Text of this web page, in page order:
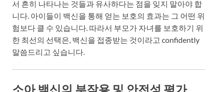
서 흔히 나타나는 것들과 유사하다는 점을 잊지 말아야 합
니다. 아이들이 백신을 통해 얻는 보호의 효과는 그 어떤 위
험보다 클 수 있습니다. 따라서 부모가 자녀를 보호하기 위
한 최선의 선택은, 백신을 접종받는 것이라고 confidently
말씀드리고 싶습니다.
소아 백신의 부작용 및 안전성 평가